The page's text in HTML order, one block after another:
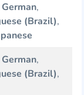
German,
(Brazil),
German,
(Brazil),